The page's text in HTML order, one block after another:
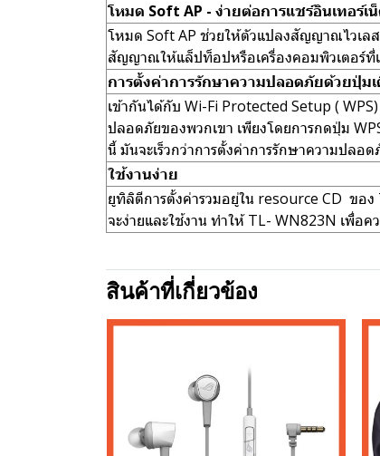
โหมด Soft AP - ง่ายต่อการแชร์อินเทอร์เ
โหมด Soft AP ช่วยให้ตัวแปลงสัญญาณไวเลส
สัญญาณให้แล็ปท็อปหรือเครื่องคอมพิวเตอร์ที่
การตั้งค่าการรักษาความปลอดภัยด้วยปุ่ม
เข้ากันได้กับ Wi-Fi Protected Setup (
ปลอดภัยของพวกเขา เพียงโดยการกดปุ่ม
นี้ มันจะเร็วกว่าการตั้งค่าการรักษาความปล
ใช้งานง่าย
ยูทิลิตีการตั้งค่ารวมอยู่ใน resource CD ขอ
จะง่ายและใช้งาน ทำให้ TL- WN823N เพื่อค
สินค้าที่เกี่ยวข้อง